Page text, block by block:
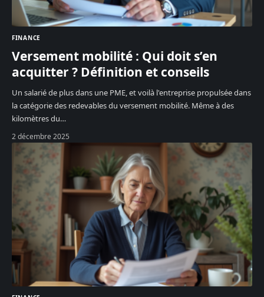
FINANCE
Versement mobilité : Qui doit s’en
acquitter ? Définition et conseils
Un salarié de plus dans une PME, et voilà l'entreprise propulsée dans
la catégorie des redevables du versement mobilité. Même à des
kilomètres du…
2 décembre 2025